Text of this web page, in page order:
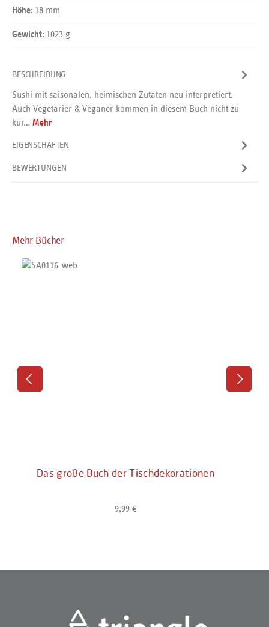
Höhe: 18 mm
Gewicht: 1023 g
BESCHREIBUNG
Sushi mit saisonalen, heimischen Zutaten neu interpretiert.
Auch Vegetarier & Veganer kommen in diesem Buch nicht zu
kur… Mehr
EIGENSCHAFTEN
BEWERTUNGEN
Produktgalerie überspringen
Mehr Bücher
Das große Buch der Tischdekorationen
Regulärer Preis:
9,99 €